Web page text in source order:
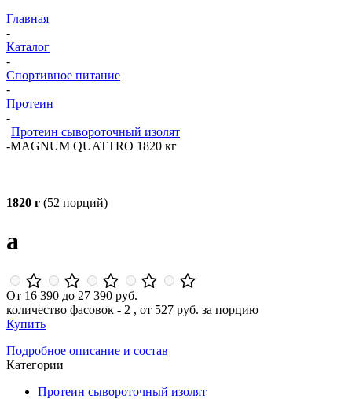
Главная
-
Каталог
-
Спортивное питание
-
Протеин
-
Протеин сывороточный изолят
-MAGNUM QUATTRO 1820 кг
1820 г (52 порций)
a
От 16 390 до 27 390 руб.
количество фасовок - 2 , от 527 руб. за порцию
Купить
Подробное описание и состав
Категории
Протеин сывороточный изолят